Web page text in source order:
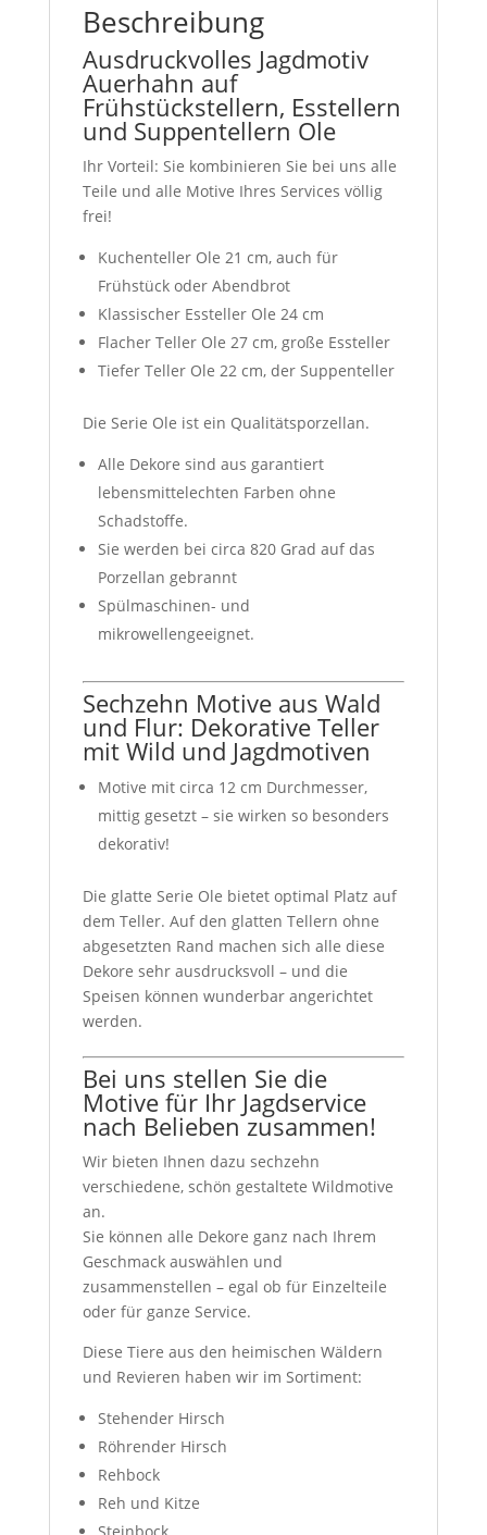
Beschreibung
Ausdruckvolles Jagdmotiv
Auerhahn auf
Frühstückstellern, Esstellern
und Suppentellern Ole
Ihr Vorteil: Sie kombinieren Sie bei uns alle
Teile und alle Motive Ihres Services völlig
frei!
Kuchenteller Ole 21 cm, auch für
Frühstück oder Abendbrot
Klassischer Essteller Ole 24 cm
Flacher Teller Ole 27 cm, große Essteller
Tiefer Teller Ole 22 cm, der Suppenteller
Die Serie Ole ist ein Qualitätsporzellan.
Alle Dekore sind aus garantiert
lebensmittelechten Farben ohne
Schadstoffe.
Sie werden bei circa 820 Grad auf das
Porzellan gebrannt
Spülmaschinen- und
mikrowellengeeignet.
Sechzehn Motive aus Wald
und Flur: Dekorative Teller
mit Wild und Jagdmotiven
Motive mit circa 12 cm Durchmesser,
mittig gesetzt – sie wirken so besonders
dekorativ!
Die glatte Serie Ole bietet optimal Platz auf
dem Teller. Auf den glatten Tellern ohne
abgesetzten Rand machen sich alle diese
Dekore sehr ausdrucksvoll – und die
Speisen können wunderbar angerichtet
werden.
Bei uns stellen Sie die
Motive für Ihr Jagdservice
nach Belieben zusammen!
Wir bieten Ihnen dazu sechzehn
verschiedene, schön gestaltete Wildmotive
an.
Sie können alle Dekore ganz nach Ihrem
Geschmack auswählen und
zusammenstellen – egal ob für Einzelteile
oder für ganze Service.
Diese Tiere aus den heimischen Wäldern
und Revieren haben wir im Sortiment:
Stehender Hirsch
Röhrender Hirsch
Rehbock
Reh und Kitze